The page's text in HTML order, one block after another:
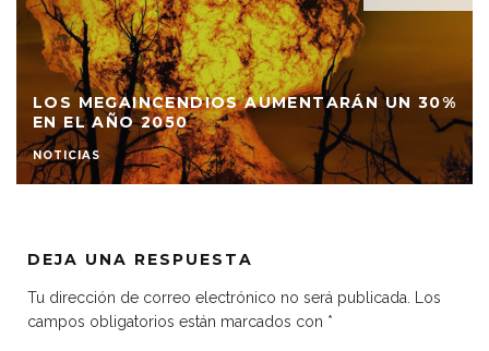
LOS MEGAINCENDIOS AUMENTARÁN UN 30%
EN EL AÑO 2050
NOTICIAS
DEJA UNA RESPUESTA
Tu dirección de correo electrónico no será publicada.
Los
campos obligatorios están marcados con *